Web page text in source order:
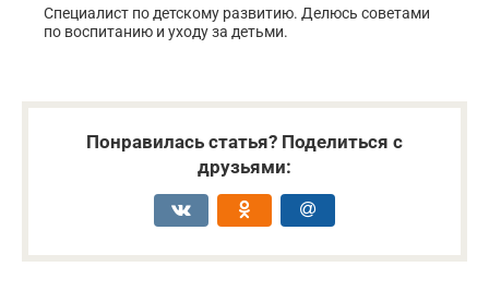
Специалист по детскому развитию. Делюсь советами
по воспитанию и уходу за детьми.
Понравилась статья? Поделиться с
друзьями: